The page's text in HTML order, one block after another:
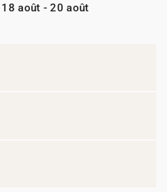
août - 20 août